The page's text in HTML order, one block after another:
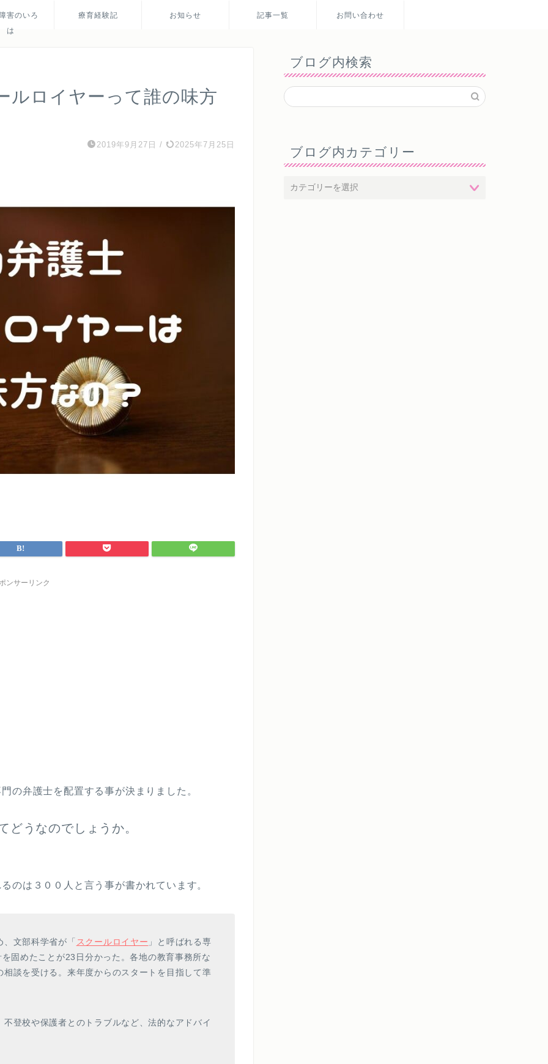
害のいろ
は
療育経験記 お知らせ 記事一覧 お問い合わせ
ルロイヤーって誰の味方
2019年9月27日 / 2025年7月25日
ンサーリンク
の弁護士を配置する事が決まりました。
どうなのでしょうか。
のは３００人と言う事が書かれています。
文部科学省が「 スクールロイヤー 」と呼ばれる専
固めたことが23日分かった。各地の教育事務所な
談を受ける。来年度からのスタートを目指して準
登校や保護者とのトラブルなど、法的なアドバイ
ブログ内検索
ブログ内カテゴリー